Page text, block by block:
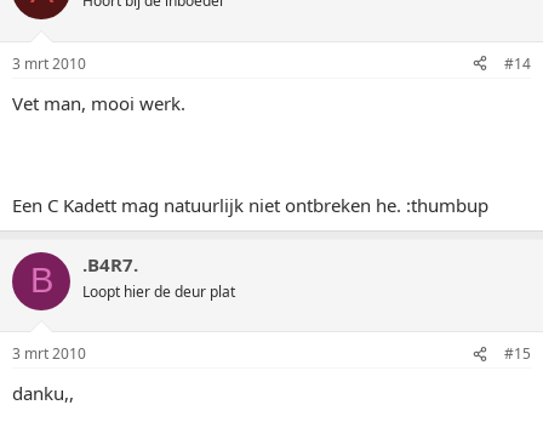
3 mrt 2010 #14
Vet man, mooi werk.
Een C Kadett mag natuurlijk niet ontbreken he. :thumbup
B .B4R7.
Loopt hier de deur plat
3 mrt 2010 #15
danku,,